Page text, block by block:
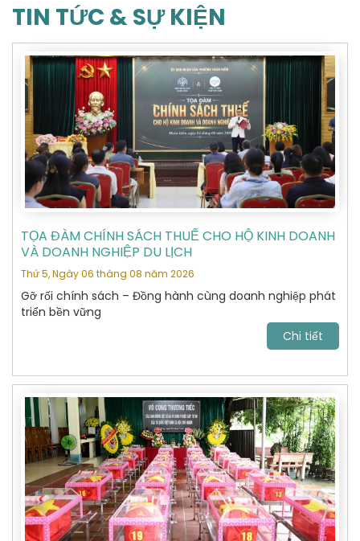
TIN TỨC & SỰ KIỆN
TỌA ĐÀM CHÍNH SÁCH THUẾ CHO HỘ KINH DOANH
VÀ DOANH NGHIỆP DU LỊCH
Thứ 5, Ngày 06 tháng 08 năm 2026
Gỡ rối chính sách – Đồng hành cùng doanh nghiệp phát
triển bền vững
Chi tiết